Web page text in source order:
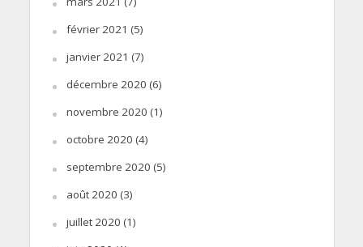
février 2021 (5)
janvier 2021 (7)
décembre 2020 (6)
novembre 2020 (1)
octobre 2020 (4)
septembre 2020 (5)
août 2020 (3)
juillet 2020 (1)